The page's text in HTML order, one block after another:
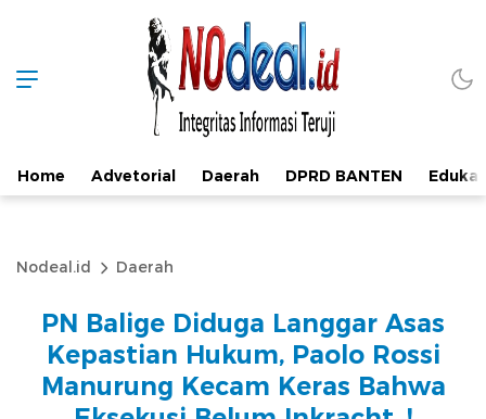
Home Advetorial Daerah DPRD BANTEN
Nodeal.id Daerah
PN Balige Diduga Langgar Asas
Kepastian Hukum, Paolo Rossi
Manurung Kecam Keras Bahwa